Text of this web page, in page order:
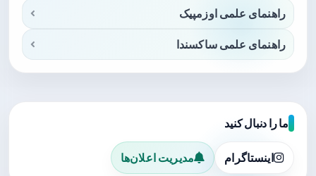
راهنمای علمی اوزمپیک
راهنمای علمی ساکسندا
ما را دنبال کنید
اینستاگرام مدیریت اعلان‌ها